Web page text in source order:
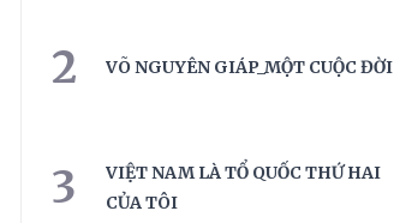
2 VÕ NGUYÊN GIÁP_MỘT CUỘC ĐỜI
3
VIỆT NAM LÀ TỔ QUỐC THỨ HAI
CỦA TÔI